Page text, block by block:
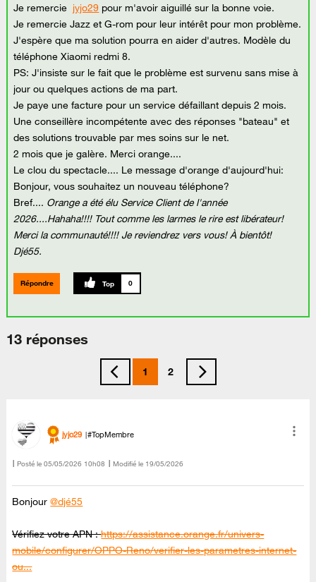
Je remercie jyjo29 pour m'avoir aiguillé sur la bonne voie.
Je remercie Jazz et G-rom pour leur intérêt pour mon problème.
J'espère que ma solution pourra en aider d'autres. Modèle du
téléphone Xiaomi redmi 8.
PS: J'insiste sur le fait que le problème est survenu sans mise à
jour ou quelques actions de ma part.
Je paye une facture pour un service défaillant depuis 2 mois.
Une conseillère incompétente avec des réponses "bateau" et
des solutions trouvable par mes soins sur le net.
2 mois que je galère. Merci orange....
Le clou du spectacle.... Le message d'orange d'aujourd'hui:
Bonjour, vous souhaitez un nouveau téléphone?
Bref.... Orange a été élu Service Client de l'année
2026....Hahaha!!!! Tout comme les larmes le rire est libérateur!
Merci la communauté!!!! Je reviendrez vers vous! À bientôt!
Djé55.
Répondre 0
13 réponses
1 2
jyjo29 #TopMembre
Posté le ‎05/05/2026 10h08 Modifié le 19/05/2026
Bonjour@djé55
Vérifiez votre APN :https://assistance.orange.fr/univers-
mobile/configurer/OPPO-Reno/verifier-les-parametres-internet-
ou...